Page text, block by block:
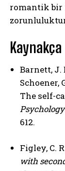
romantik bir
Kaynakça
Barnett, J.
Schoener,
The self-
612.
Figley, C.
with